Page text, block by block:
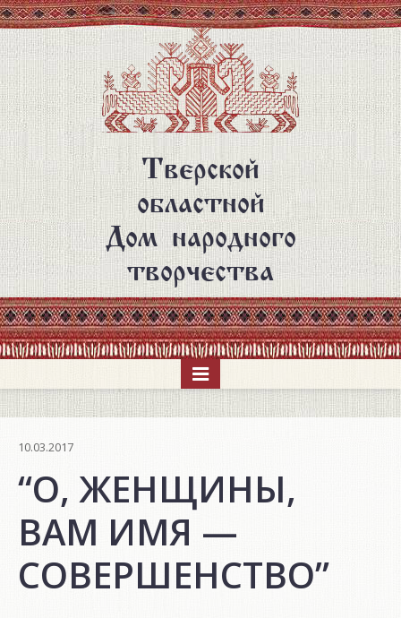
Перейти
к
основному
содержанию
Тверской
областной
Дом народного
творчества
10.03.2017
“О, ЖЕНЩИНЫ,
ВАМ ИМЯ —
СОВЕРШЕНСТВО”